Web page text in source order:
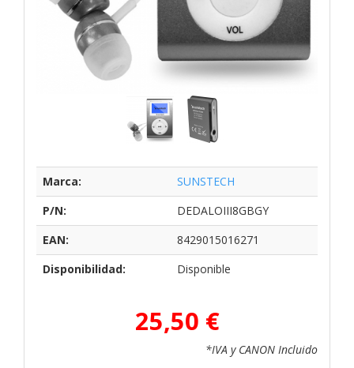
Marca:
SUNSTECH
P/N:
DEDALOIII8GBGY
EAN:
8429015016271
Disponibilidad:
Disponible
25,50 €
*IVA y CANON Incluido